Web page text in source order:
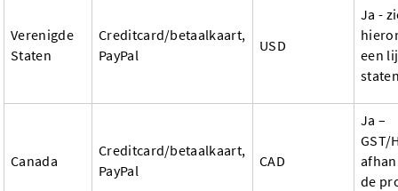
Verenigde
Staten
Creditcard/betaalkaart,
PayPal
USD
Ja -
een
Canada
Creditcard/betaalkaart,
PayPal
CAD
Ja –
GST/
de